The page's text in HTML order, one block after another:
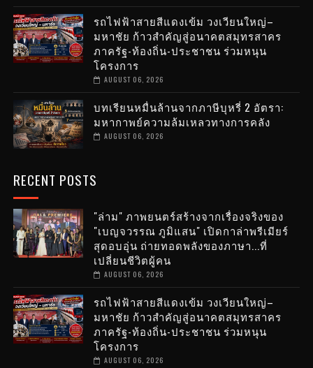
รถไฟฟ้าสายสีแดงเข้ม วงเวียนใหญ่–
มหาชัย ก้าวสำคัญสู่อนาคตสมุทรสาคร
ภาครัฐ-ท้องถิ่น-ประชาชน ร่วมหนุน
โครงการ
AUGUST 06, 2026
บทเรียนหมื่นล้านจากภาษีบุหรี่ 2 อัตรา:
มหากาพย์ความล้มเหลวทางการคลัง
AUGUST 06, 2026
RECENT POSTS
"ล่าม" ภาพยนตร์สร้างจากเรื่องจริงของ
"เบญจวรรณ ภูมิแสน" เปิดกาล่าพรีเมียร์
สุดอบอุ่น ถ่ายทอดพลังของภาษา...ที่
เปลี่ยนชีวิตผู้คน
AUGUST 06, 2026
รถไฟฟ้าสายสีแดงเข้ม วงเวียนใหญ่–
มหาชัย ก้าวสำคัญสู่อนาคตสมุทรสาคร
ภาครัฐ-ท้องถิ่น-ประชาชน ร่วมหนุน
โครงการ
AUGUST 06, 2026